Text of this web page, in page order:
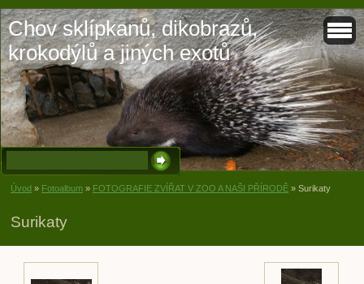
Chov sklípkanů, dikobrazů,
krokodýlů a jiných exotů
Úvod » Fotoalbum » FOTOGRAFIE ZVÍŘAT V ZOO A NAŠI PŘÍRODĚ » Surikaty
Surikaty